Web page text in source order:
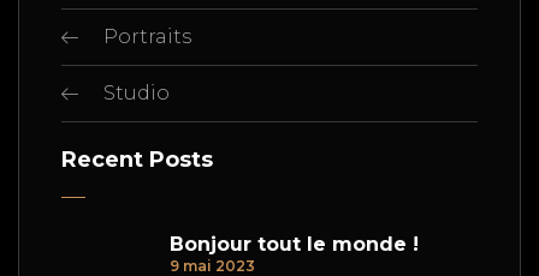
Portraits
Studio
Recent Posts
Bonjour tout le monde !
9 mai 2023